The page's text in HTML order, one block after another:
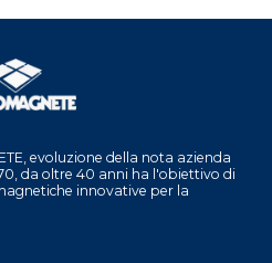
evoluzione della nota azienda
da oltre 40 anni ha l'obiettivo di
innovative per la